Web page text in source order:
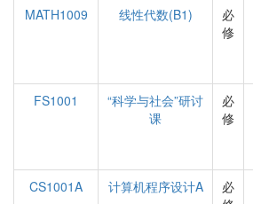
MATH1009
线性代数(B1)
必
修
FS1001
“科学与社会”研讨
课
必
修
CS1001A
计算机程序设计A
必